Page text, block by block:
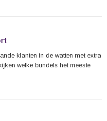
klanten in de watten met extra
welke bundels het meeste